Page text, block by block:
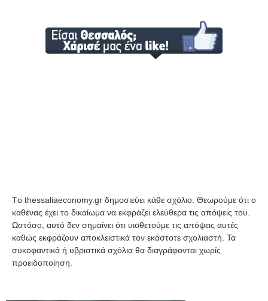
Tο thessaliaeconomy.gr δημοσιεύει κάθε σχόλιο. Θεωρούμε ότι ο
καθένας έχει το δικαίωμα να εκφράζει ελεύθερα τις απόψεις του.
Ωστόσο, αυτό δεν σημαίνει ότι υιοθετούμε τις απόψεις αυτές
καθώς εκφράζουν αποκλειστικά τον εκάστοτε σχολιαστή. Τα
συκοφαντικά ή υβριστικά σχόλια θα διαγράφονται χωρίς
προειδοποίηση.